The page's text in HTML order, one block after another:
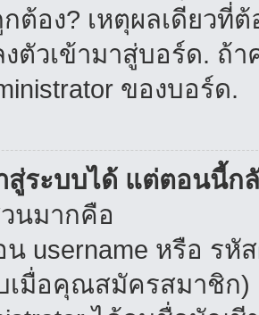
ต้อง? เหตุผลเดียวที่
ตัวเข้ามาสู่บอร์ด. ถ้
ของบอร์ด.
สู่ระบบได้ แต่ตอนนี้ก
นมากคือ
username หรือ รหั
มื่อคุณสมัครสมาชิก)